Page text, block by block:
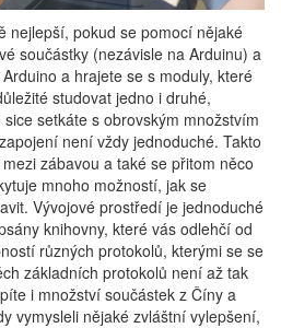
nejlepší, pokud se pomocí nějaké
součástky (nezávisle na Arduinu) a
a hrajete se s moduly, které
studovat jedno i druhé,
setkáte s obrovským množstvím
není vždy jednoduché. Takto
zábavou a také se přitom něco
mnoho možností, jak se
Vývojové prostředí je jednoduché
knihovny, které vás odlehčí od
různých protokolů, kterými se se
základních protokolů není až tak
i množství součástek z Číny a
vymysleli nějaké zvláštní vylepšení,